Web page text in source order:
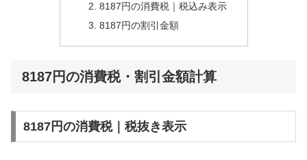
8187円の消費税｜税込み表示
8187円の割引金額
8187円の消費税・割引金額計算
8187円の消費税｜税抜き表示